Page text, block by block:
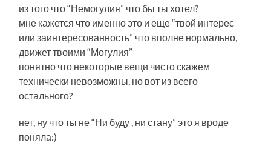
из того что “Немогулия” что бы ты хотел?
мне кажется что именно это и еще “твой интерес
или заинтересованность” что вполне нормально,
движет твоими “Могулия”
понятно что некоторые вещи чисто скажем
технически невозможны, но вот из всего
остального?
нет, ну что ты не “Ни буду , ни стану” это я вроде
поняла:)